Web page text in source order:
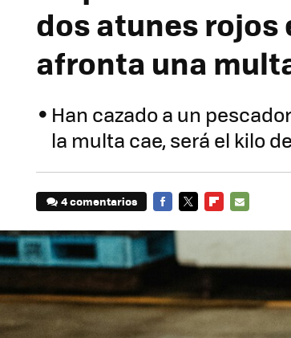
dos atunes rojos
afronta una
Han cazado a un
la multa cae, será el kilo
4 comentarios